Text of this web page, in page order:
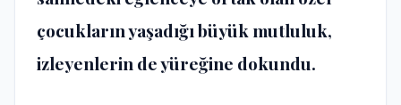
çocukların yaşadığı büyük mutluluk,
izleyenlerin de yüreğine dokundu.